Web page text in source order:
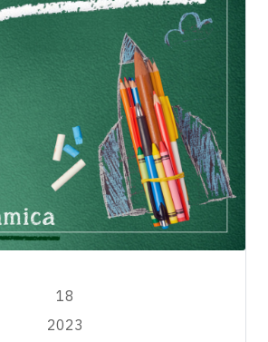
18
2023